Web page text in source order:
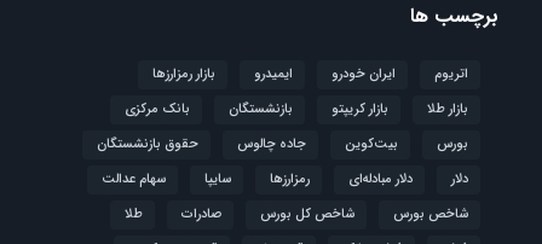
برچسب ها
اتریوم ایران خودرو ایمیدرو
بازار رمزارزها
بازار طلا
بازار کریپتو بازنشستگان
بانک مرکزی
بورس
بیت‌کوین جاده چالوس
حقوق بازنشستگان
دلار
دلار مبادله‌ای رمزارزها سایپا
سهام عدالت
شاخص بورس
شاخص کل بورس صادرات
طلا